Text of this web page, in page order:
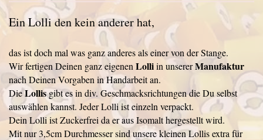
Ein Lolli den kein anderer hat,
das ist doch mal was ganz anderes als einer von der Stange.
Wir fertigen Deinen ganz eigenen Lolliin unsererManufaktur
nach Deinen Vorgaben in Handarbeit an.
DieLollisgibt es in div. Geschmacksrichtungen die Du selbst
auswählen kannst. Jeder Lolli ist einzeln verpackt.
Dein Lolli ist Zuckerfrei da er aus Isomalt hergestellt wird.
Mit nur 3,5cm Durchmesser sind unsere kleinen Lollis extra für